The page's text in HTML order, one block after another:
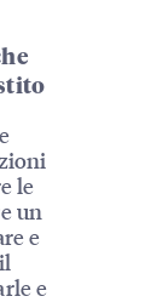
le
un
e
e